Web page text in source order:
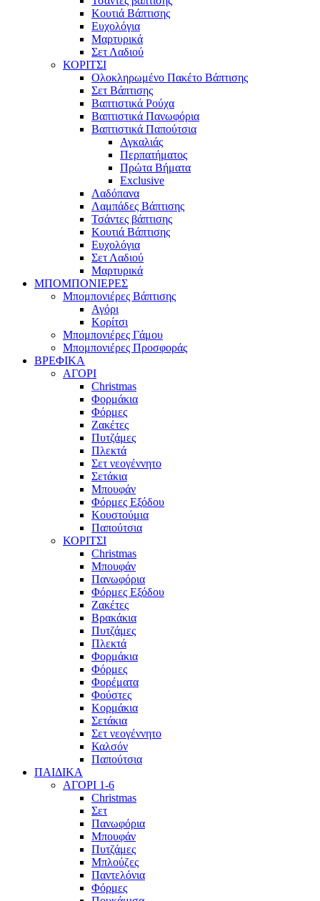
Κουτιά Βάπτισης
Ευχολόγια
Μαρτυρικά
Σετ Λαδιού
ΚΟΡΙΤΣΙ
Ολοκληρωμένο Πακέτο Βάπτισης
Σετ Βάπτισης
Βαπτιστικά Ρούχα
Βαπτιστικά Πανωφόρια
Βαπτιστικά Παπούτσια
Αγκαλιάς
Περπατήματος
Πρώτα Βήματα
Exclusive
Λαδόπανα
Λαμπάδες Βάπτισης
Τσάντες βάπτισης
Κουτιά Βάπτισης
Ευχολόγια
Σετ Λαδιού
Μαρτυρικά
ΜΠΟΜΠΟΝΙΕΡΕΣ
Μπομπονιέρες Βάπτισης
Αγόρι
Κορίτσι
Μπομπονιέρες Γάμου
Μπομπονιέρες Προσφοράς
ΒΡΕΦΙΚΑ
ΑΓΟΡΙ
Christmas
Φορμάκια
Φόρμες
Ζακέτες
Πυτζάμες
Πλεκτά
Σετ νεογέννητο
Σετάκια
Μπουφάν
Φόρμες Εξόδου
Κουστούμια
Παπούτσια
ΚΟΡΙΤΣΙ
Christmas
Μπουφάν
Πανωφόρια
Φόρμες Εξόδου
Ζακέτες
Βρακάκια
Πυτζάμες
Πλεκτά
Φορμάκια
Φόρμες
Φορέματα
Φούστες
Κορμάκια
Σετάκια
Σετ νεογέννητο
Καλσόν
Παπούτσια
ΠΑΙΔΙΚΑ
ΑΓΟΡΙ 1-6
Christmas
Σετ
Πανωφόρια
Μπουφάν
Πυτζάμες
Μπλούζες
Παντελόνια
Φόρμες